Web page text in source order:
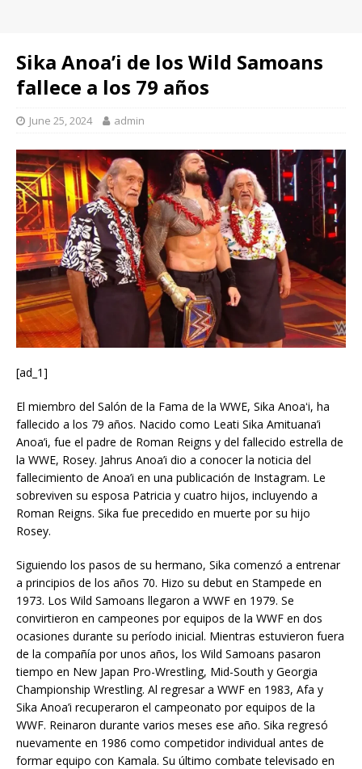
Sika Anoa’i de los Wild Samoans
fallece a los 79 años
June 25, 2024 admin
[ad_1]
El miembro del Salón de la Fama de la WWE, Sika Anoaʻi, ha
fallecido a los 79 años. Nacido como Leati Sika Amituana’i
Anoa’i, fue el padre de Roman Reigns y del fallecido estrella de
la WWE, Rosey. Jahrus Anoa’i dio a conocer la noticia del
fallecimiento de Anoa’i en una publicación de Instagram. Le
sobreviven su esposa Patricia y cuatro hijos, incluyendo a
Roman Reigns. Sika fue precedido en muerte por su hijo
Rosey.
Siguiendo los pasos de su hermano, Sika comenzó a entrenar
a principios de los años 70. Hizo su debut en Stampede en
1973. Los Wild Samoans llegaron a WWF en 1979. Se
convirtieron en campeones por equipos de la WWF en dos
ocasiones durante su período inicial. Mientras estuvieron fuera
de la compañía por unos años, los Wild Samoans pasaron
tiempo en New Japan Pro-Wrestling, Mid-South y Georgia
Championship Wrestling. Al regresar a WWF en 1983, Afa y
Sika Anoa’i recuperaron el campeonato por equipos de la
WWF. Reinaron durante varios meses ese año. Sika regresó
nuevamente en 1986 como competidor individual antes de
formar equipo con Kamala. Su último combate televisado en